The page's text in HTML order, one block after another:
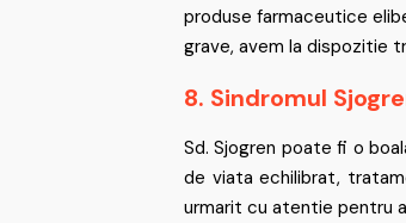
produse farmaceutice
grave, avem la dispozitie
8. Sindromul
Sd. Sjogren poate fi o
de viata echilibrat,
urmarit cu atentie pentru